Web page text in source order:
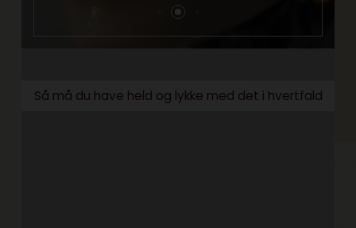
Så må du have held og lykke med det i hvertfald